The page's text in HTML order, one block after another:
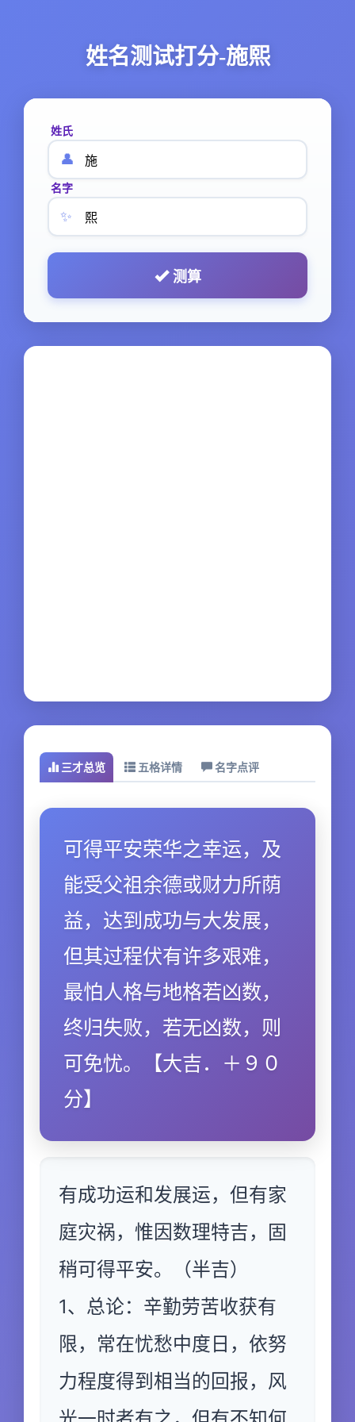
姓名测试打分-施熙
姓氏
👤
名字
✨
测算
三才总览 五格详情 名字点评
可得平安荣华之幸运，及
能受父祖余德或财力所荫
益，达到成功与大发展，
但其过程伏有许多艰难，
最怕人格与地格若凶数，
终归失败，若无凶数，则
可免忧。【大吉．＋９０
分】
有成功运和发展运，但有家
庭灾祸，惟因数理特吉，固
稍可得平安。（半吉）
1、总论：辛勤劳苦收获有
限，常在忧愁中度日，依努
力程度得到相当的回报，风